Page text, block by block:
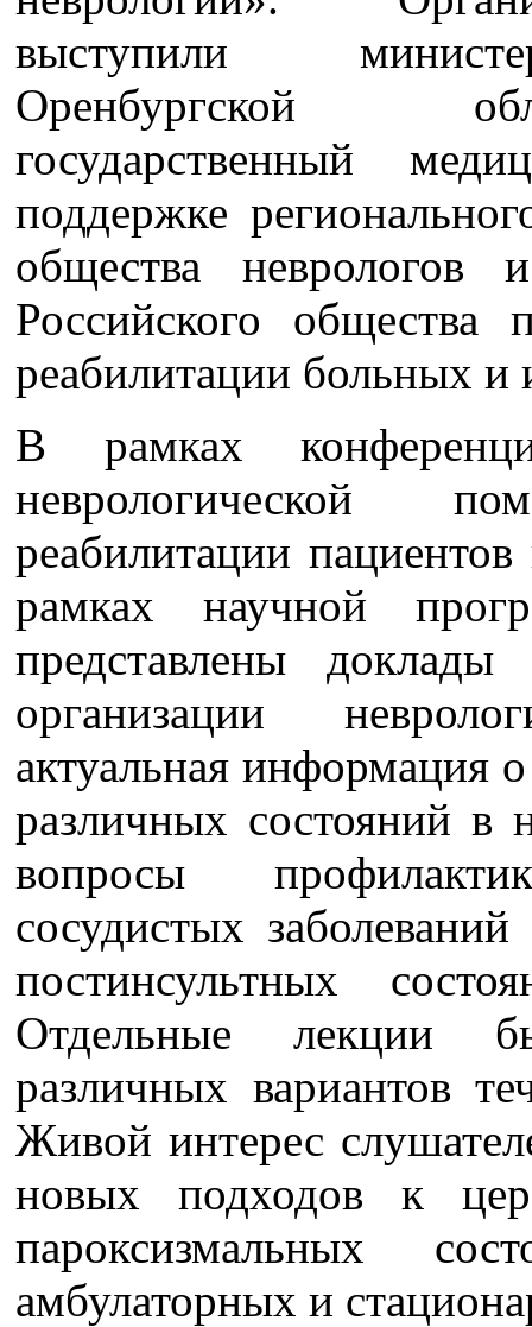
выступили
Оренбургской
государственный
поддержке
общества неврологов
Российского
реабилитации больных и
В рамках
неврологической
реабилитации
рамках научной
представлены
организации
актуальная информация
различных состояний в
вопросы
сосудистых
постинсультных
Отдельные лекции
различных вариантов
Живой интерес
новых подходов к
пароксизмальных
амбулаторных и